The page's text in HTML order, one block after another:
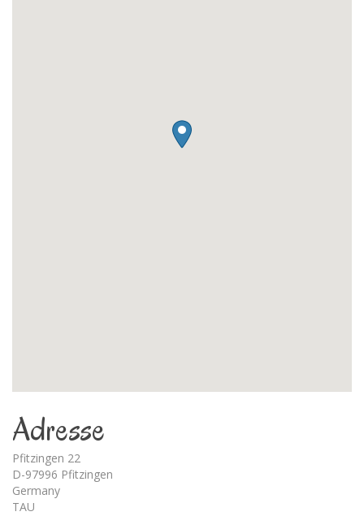
Adresse
Pfitzingen 22
D-97996 Pfitzingen
Germany
TAU